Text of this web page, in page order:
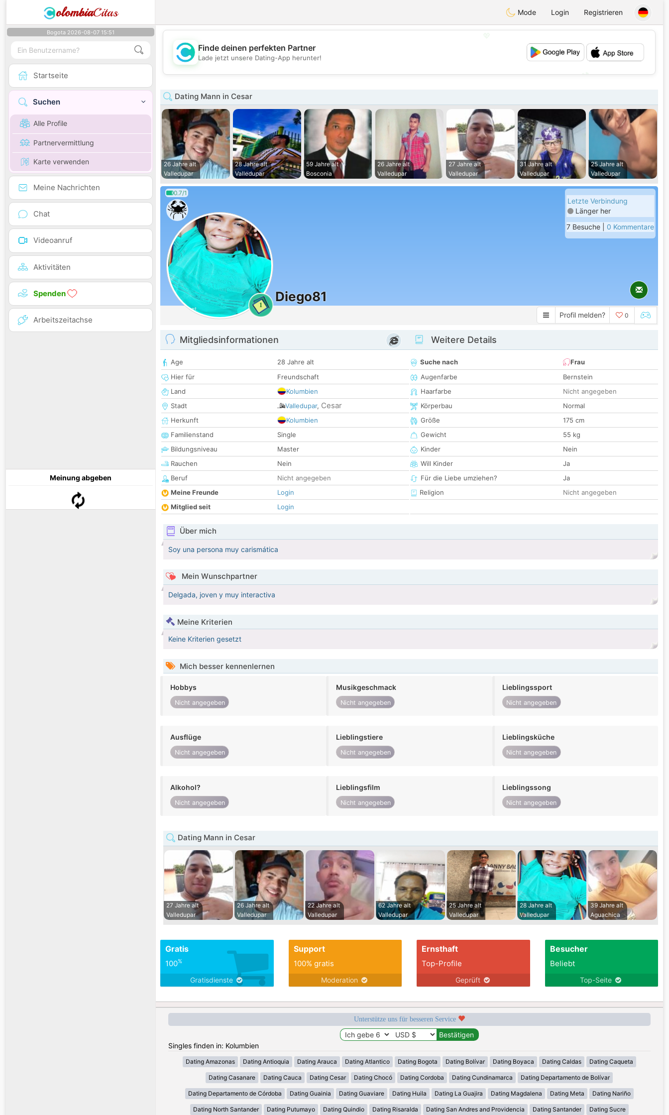
olombiaCitas Mode Login Registrieren
Bogota 2026-08-07 15:51
Startseite
Suchen
Alle Profile
Partnervermittlung
Karte verwenden
Meine Nachrichten
Chat
Videoanruf
Aktivitäten
Spenden
Arbeitszeitachse
Meinung abgeben
💕
Finde deinen perfekten Partner
Lade jetzt unsere Dating-App herunter!
Dating Mann in Cesar
26 Jahre alt
Valledupar
28 Jahre alt
Valledupar
59 Jahre alt
Bosconia
26 Jahre alt
Valledupar
27 Jahre alt
Valledupar
31 Jahre alt
Valledupar
25 Jahre alt
Valledupar
0.7/1
1
Diego81
Letzte Verbindung
Länger her
7 Besuche | 0 Kommentare
Profil melden? 0
Mitgliedsinformationen
Age
28 Jahre alt
Hier für
Freundschaft
Land
Kolumbien
Stadt
Valledupar, Cesar
Herkunft
Kolumbien
Familienstand
Single
Bildungsniveau
Master
Rauchen
Nein
Beruf
Nicht angegeben
Meine Freunde
Login
Mitglied seit
Login
Weitere Details
Suche nach
Frau
Augenfarbe
Bernstein
Haarfarbe
Nicht angegeben
Körperbau
Normal
Größe
175 cm
Gewicht
55 kg
Kinder
Nein
Will Kinder
Ja
Für die Liebe umziehen?
Ja
Religion
Nicht angegeben
Über mich
Soy una persona muy carismática
Mein Wunschpartner
Delgada, joven y muy interactiva
Meine Kriterien
Keine Kriterien gesetzt
Mich besser kennenlernen
Hobbys
Nicht angegeben
Musikgeschmack
Nicht angegeben
Lieblingssport
Nicht angegeben
Ausflüge
Nicht angegeben
Lieblingstiere
Nicht angegeben
Lieblingsküche
Nicht angegeben
Alkohol?
Nicht angegeben
Lieblingsfilm
Nicht angegeben
Lieblingssong
Nicht angegeben
Dating Mann in Cesar
27 Jahre alt
Valledupar
26 Jahre alt
Valledupar
22 Jahre alt
Valledupar
62 Jahre alt
Valledupar
25 Jahre alt
Valledupar
28 Jahre alt
Valledupar
39 Jahre alt
Aguachica
Gratis
100%
Gratisdienste
Support
100% gratis
Moderation
Ernsthaft
Top-Profile
Geprüft
Besucher
Beliebt
Top-Seite
Unterstütze uns für besseren Service
Singles finden in: Kolumbien
Dating Amazonas Dating Antioquia Dating Arauca Dating Atlantico Dating Bogota Dating Bolívar Dating Boyaca Dating Caldas Dating Caqueta
Dating Casanare Dating Cauca Dating Cesar Dating Chocó Dating Cordoba Dating Cundinamarca Dating Departamento de Bolívar
Dating Departamento de Córdoba Dating Guainia Dating Guaviare Dating Huila Dating La Guajira Dating Magdalena Dating Meta Dating Nariño
Dating North Santander Dating Putumayo Dating Quindio Dating Risaralda Dating San Andres and Providencia Dating Santander Dating Sucre